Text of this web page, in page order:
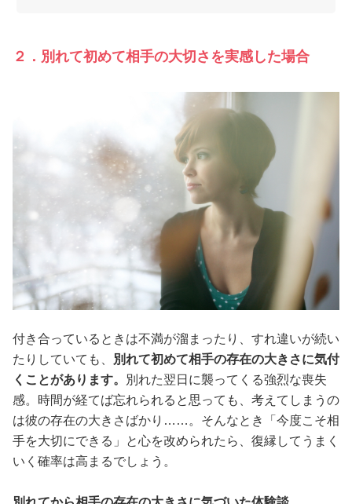
２．別れて初めて相手の大切さを実感した場合
付き合っているときは不満が溜まったり、すれ違いが続い
たりしていても、
別れて初めて相手の存在の大きさに気付
くことがあります。
別れた翌日に襲ってくる強烈な喪失
感。時間が経てば忘れられると思っても、考えてしまうの
は彼の存在の大きさばかり……。そんなとき「今度こそ相
手を大切にできる」と心を改められたら、復縁してうまく
いく確率は高まるでしょう。